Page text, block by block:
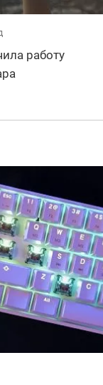
работу